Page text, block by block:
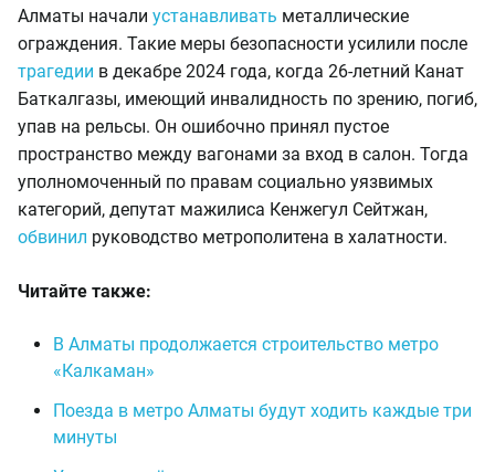
Алматы начали устанавливать металлические
ограждения. Такие меры безопасности усилили после
трагедии в декабре 2024 года, когда 26-летний Канат
Баткалгазы, имеющий инвалидность по зрению, погиб,
упав на рельсы. Он ошибочно принял пустое
пространство между вагонами за вход в салон. Тогда
уполномоченный по правам социально уязвимых
категорий, депутат мажилиса Кенжегул Сейтжан,
обвинил руководство метрополитена в халатности.
Читайте также:
В Алматы продолжается строительство метро
«Калкаман»
Поезда в метро Алматы будут ходить каждые три
минуты